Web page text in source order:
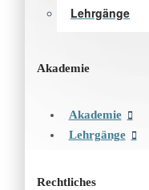
Lehrgänge
Akademie
Akademie
Lehrgänge
Rechtliches